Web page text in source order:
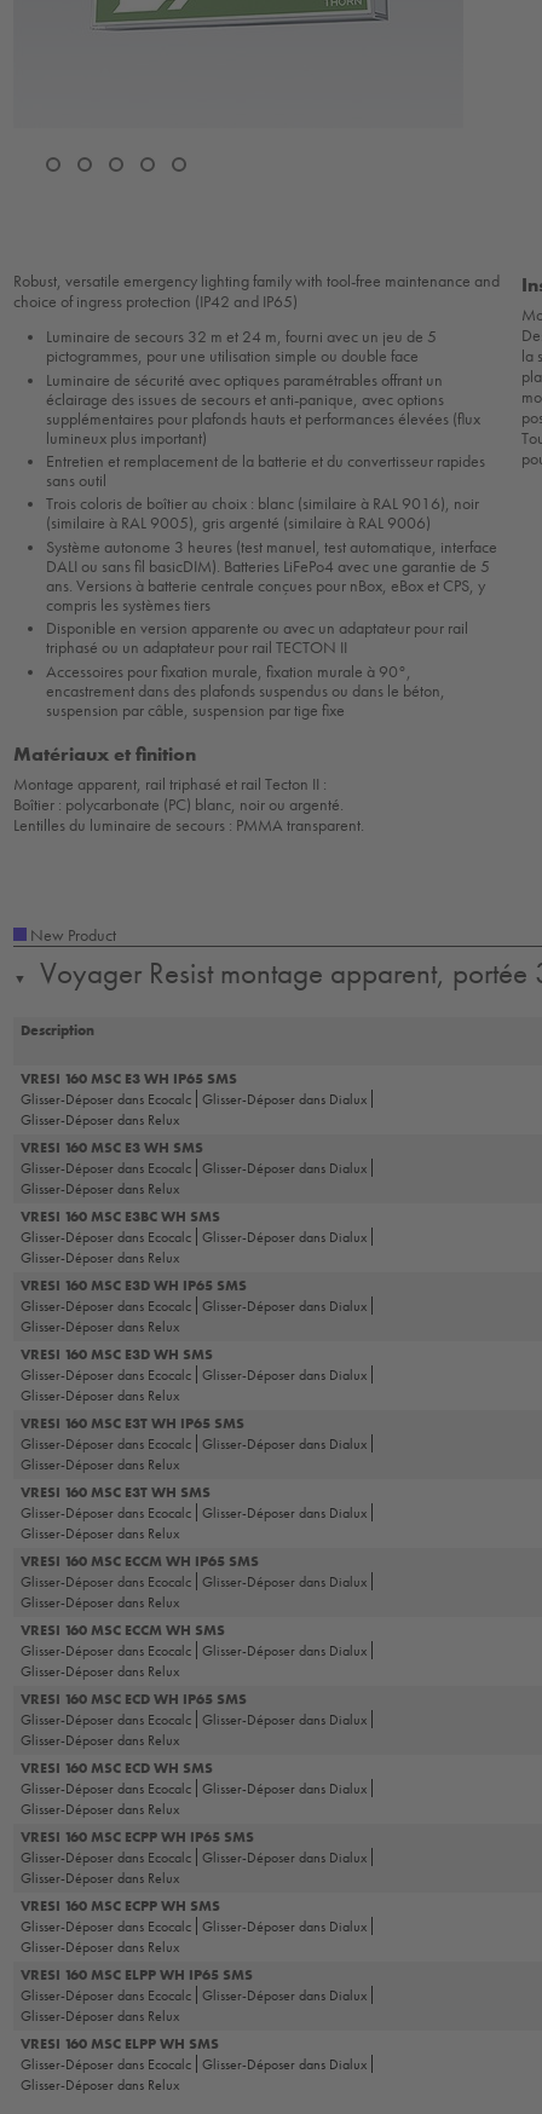
Robust, versatile emergency lighting family with tool-free maintenance and
choice of ingress protection (IP42 and IP65)
Luminaire de secours 32 m et 24 m, fourni avec un jeu de 5
pictogrammes, pour une utilisation simple ou double face
Luminaire de sécurité avec optiques paramétrables offrant un
éclairage des issues de secours et anti-panique, avec options
supplémentaires pour plafonds hauts et performances élevées (flux
lumineux plus important)
Entretien et remplacement de la batterie et du convertisseur rapides
sans outil
Trois coloris de boîtier au choix : blanc (similaire à RAL 9016), noir
(similaire à RAL 9005), gris argenté (similaire à RAL 9006)
Système autonome 3 heures (test manuel, test automatique, interface
DALI ou sans fil basicDIM). Batteries LiFePo4 avec une garantie de 5
ans. Versions à batterie centrale conçues pour nBox, eBox et CPS, y
compris les systèmes tiers
Disponible en version apparente ou avec un adaptateur pour rail
triphasé ou un adaptateur pour rail TECTON II
Accessoires pour fixation murale, fixation murale à 90°,
encastrement dans des plafonds suspendus ou dans le béton,
suspension par câble, suspension par tige fixe
Matériaux et finition
Montage apparent, rail triphasé et rail Tecton II :
Boîtier : polycarbonate (PC) blanc, noir ou argenté.
Lentilles du luminaire de secours : PMMA transparent.
la
New Product
▼ Voyager Resist montage apparent, portée
Description
VRESI 160 MSC E3 WH IP65 SMS
Glisser-Déposer dans Ecocalc Glisser-Déposer dans Dialux
Glisser-Déposer dans Relux
VRESI 160 MSC E3 WH SMS
Glisser-Déposer dans Ecocalc Glisser-Déposer dans Dialux
Glisser-Déposer dans Relux
VRESI 160 MSC E3BC WH SMS
Glisser-Déposer dans Ecocalc Glisser-Déposer dans Dialux
Glisser-Déposer dans Relux
VRESI 160 MSC E3D WH IP65 SMS
Glisser-Déposer dans Ecocalc Glisser-Déposer dans Dialux
Glisser-Déposer dans Relux
VRESI 160 MSC E3D WH SMS
Glisser-Déposer dans Ecocalc Glisser-Déposer dans Dialux
Glisser-Déposer dans Relux
VRESI 160 MSC E3T WH IP65 SMS
Glisser-Déposer dans Ecocalc Glisser-Déposer dans Dialux
Glisser-Déposer dans Relux
VRESI 160 MSC E3T WH SMS
Glisser-Déposer dans Ecocalc Glisser-Déposer dans Dialux
Glisser-Déposer dans Relux
VRESI 160 MSC ECCM WH IP65 SMS
Glisser-Déposer dans Ecocalc Glisser-Déposer dans Dialux
Glisser-Déposer dans Relux
VRESI 160 MSC ECCM WH SMS
Glisser-Déposer dans Ecocalc Glisser-Déposer dans Dialux
Glisser-Déposer dans Relux
VRESI 160 MSC ECD WH IP65 SMS
Glisser-Déposer dans Ecocalc Glisser-Déposer dans Dialux
Glisser-Déposer dans Relux
VRESI 160 MSC ECD WH SMS
Glisser-Déposer dans Ecocalc Glisser-Déposer dans Dialux
Glisser-Déposer dans Relux
VRESI 160 MSC ECPP WH IP65 SMS
Glisser-Déposer dans Ecocalc Glisser-Déposer dans Dialux
Glisser-Déposer dans Relux
VRESI 160 MSC ECPP WH SMS
Glisser-Déposer dans Ecocalc Glisser-Déposer dans Dialux
Glisser-Déposer dans Relux
VRESI 160 MSC ELPP WH IP65 SMS
Glisser-Déposer dans Ecocalc Glisser-Déposer dans Dialux
Glisser-Déposer dans Relux
VRESI 160 MSC ELPP WH SMS
Glisser-Déposer dans Ecocalc Glisser-Déposer dans Dialux
Glisser-Déposer dans Relux